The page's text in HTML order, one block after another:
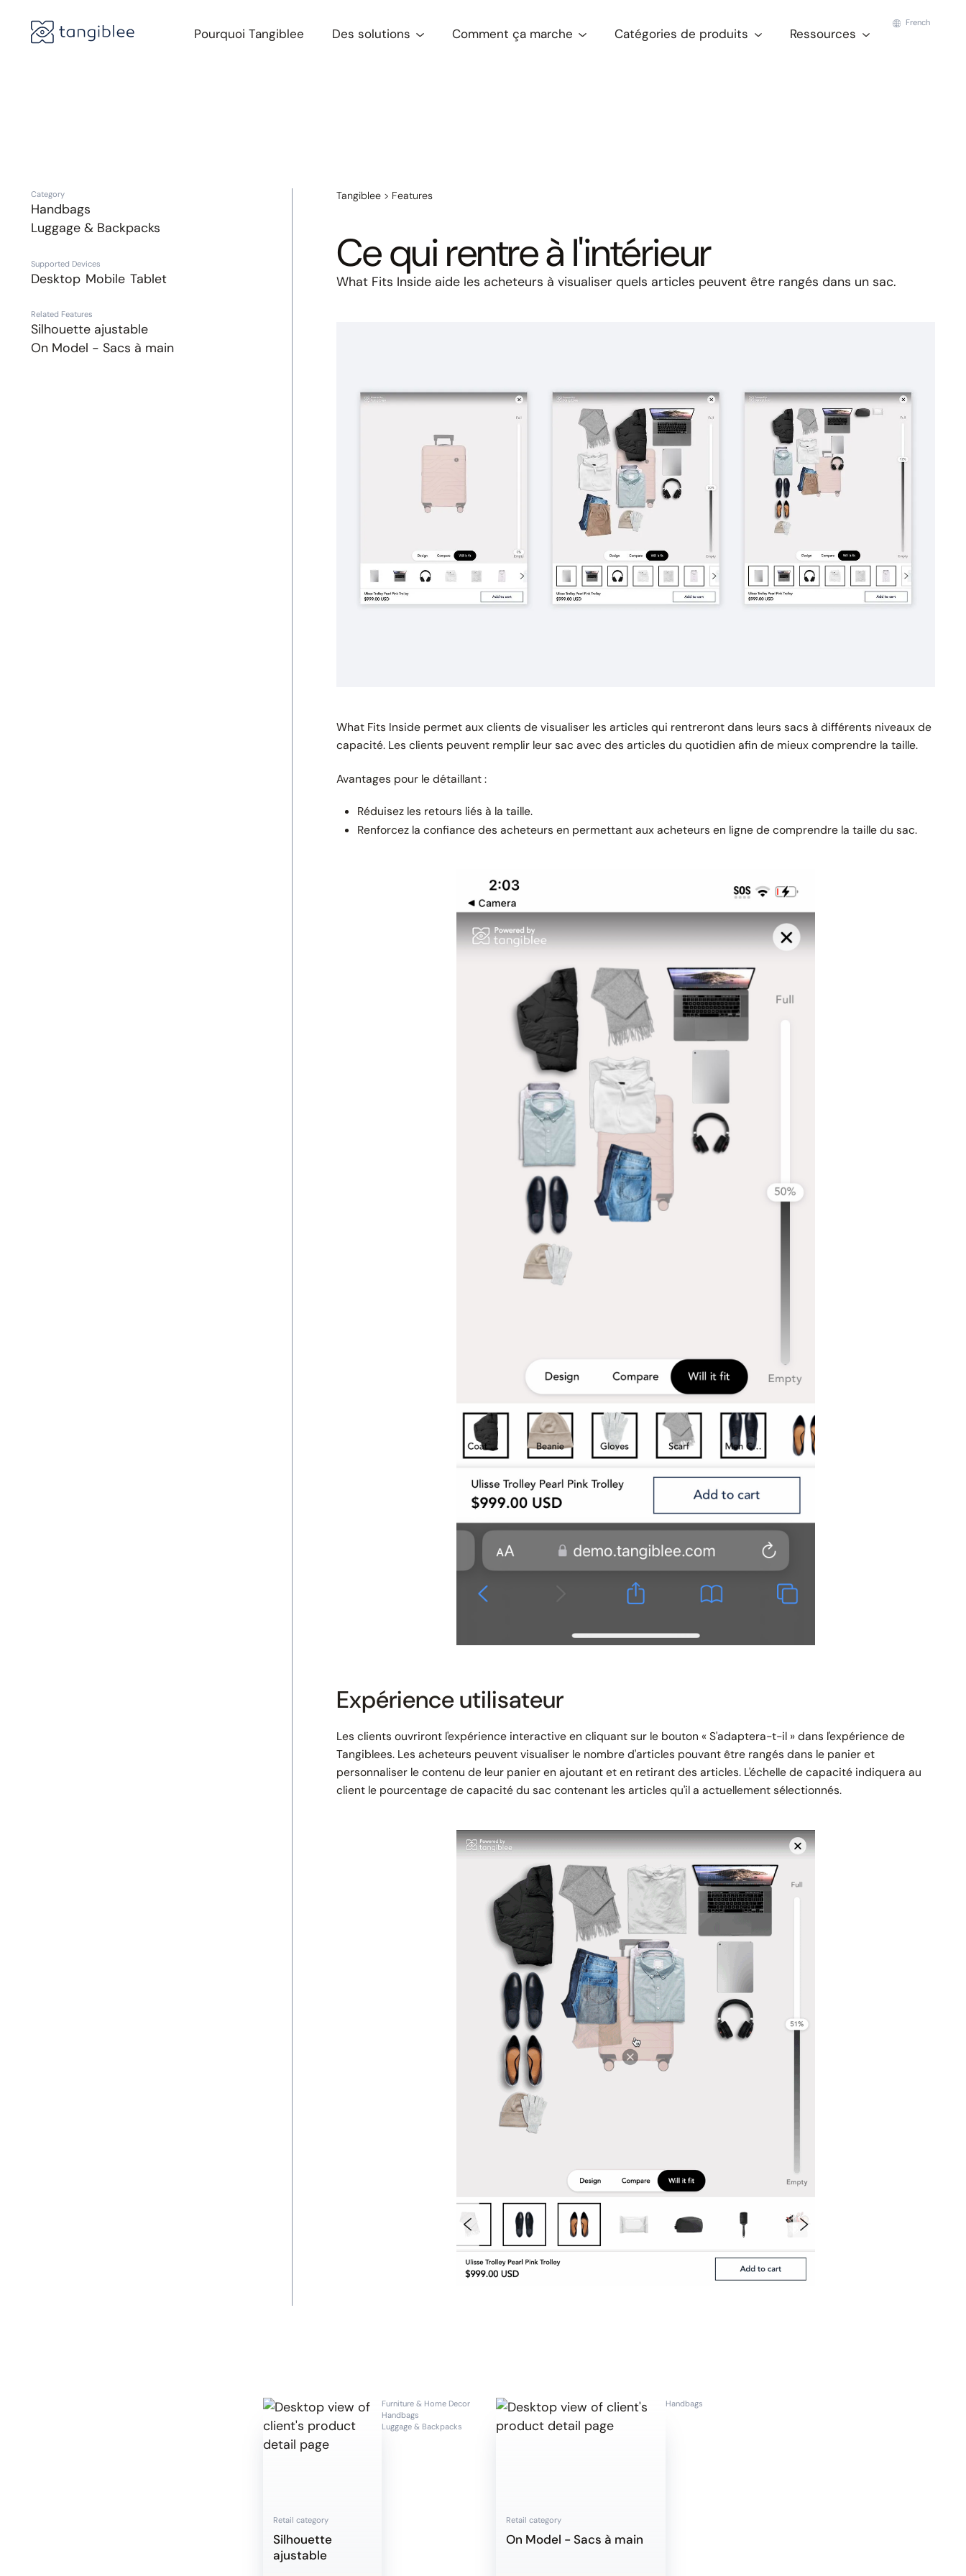
Pourquoi Tangiblee Des solutions Comment ça marche Catégories de produits Ressources
French
Category
Handbags
Luggage & Backpacks
Supported Devices
Desktop Mobile Tablet
Related Features
Silhouette ajustable
On Model - Sacs à main
Tangiblee > Features
Ce qui rentre à l'intérieur
What Fits Inside aide les acheteurs à visualiser quels articles peuvent être rangés dans un sac.
What Fits Inside permet aux clients de visualiser les articles qui rentreront dans leurs sacs à différents niveaux de
capacité. Les clients peuvent remplir leur sac avec des articles du quotidien afin de mieux comprendre la taille.
Avantages pour le détaillant :
Réduisez les retours liés à la taille.
Renforcez la confiance des acheteurs en permettant aux acheteurs en ligne de comprendre la taille du sac.
Expérience utilisateur
Les clients ouvriront l'expérience interactive en cliquant sur le bouton « S'adaptera-t-il » dans l'expérience de
Tangiblees. Les acheteurs peuvent visualiser le nombre d'articles pouvant être rangés dans le panier et
personnaliser le contenu de leur panier en ajoutant et en retirant des articles. L'échelle de capacité indiquera au
client le pourcentage de capacité du sac contenant les articles qu'il a actuellement sélectionnés.
Retail category
Silhouette
ajustable
Furniture & Home Decor
Handbags
Luggage & Backpacks
Retail category
On Model - Sacs à main
Handbags